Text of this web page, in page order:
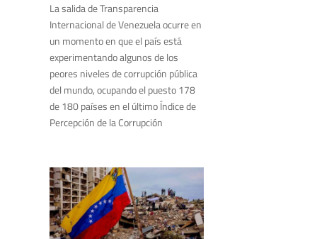
La salida de Transparencia
Internacional de Venezuela ocurre en
un momento en que el país está
experimentando algunos de los
peores niveles de corrupción pública
del mundo, ocupando el puesto 178
de 180 países en el último Índice de
Percepción de la Corrupción